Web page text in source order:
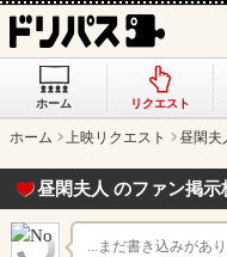
ホーム リクエスト
ホーム 上映リクエスト 昼閑夫
昼閑夫人 のファン掲示
...まだ書き込みがあ